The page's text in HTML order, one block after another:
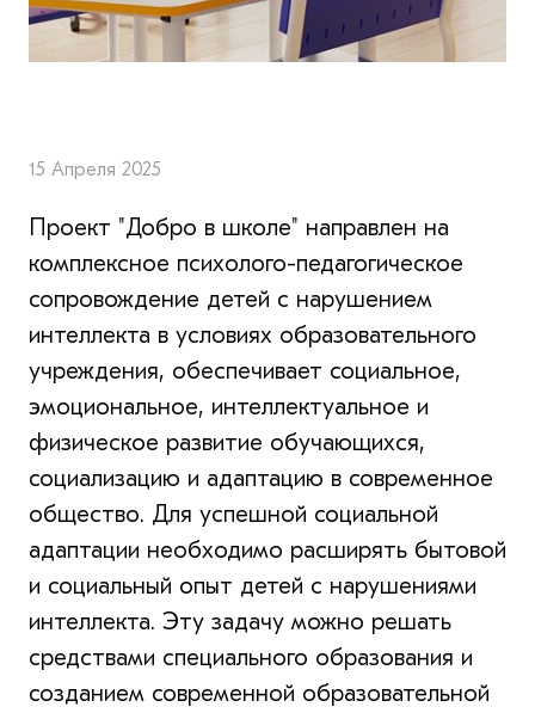
15 Апреля 2025
Проект "Добро в школе" направлен на
комплексное психолого-педагогическое
сопровождение детей с нарушением
интеллекта в условиях образовательного
учреждения, обеспечивает социальное,
эмоциональное, интеллектуальное и
физическое развитие обучающихся,
социализацию и адаптацию в современное
общество. Для успешной социальной
адаптации необходимо расширять бытовой
и социальный опыт детей с нарушениями
интеллекта. Эту задачу можно решать
средствами специального образования и
созданием современной образовательной